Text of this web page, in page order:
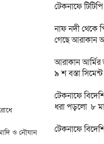
ও নৌযান
টেকনাফে
নাফ নদী থেকে
গেছে আরাকান
আরাকান আর্মির
৯ শ বস্তা
টেকনাফে
ধরা পড়লো ৮
টেকনাফে